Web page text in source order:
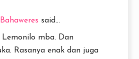
said...
mba. Dan
Rasanya enak dan juga